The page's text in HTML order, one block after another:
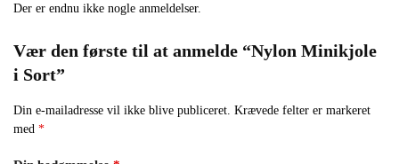
Der er endnu ikke nogle anmeldelser.
Vær den første til at anmelde “Nylon Minikjole
i Sort”
Din e-mailadresse vil ikke blive publiceret. Krævede felter er markeret
med *